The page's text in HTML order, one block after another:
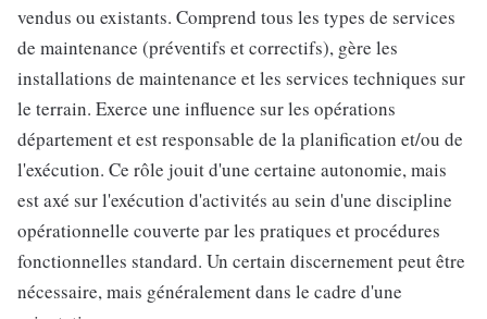
vendus ou existants. Comprend tous les types de services
de maintenance (préventifs et correctifs), gère les
installations de maintenance et les services techniques sur
le terrain. Exerce une influence sur les opérations
département et est responsable de la planification et/ou de
l'exécution. Ce rôle jouit d'une certaine autonomie, mais
est axé sur l'exécution d'activités au sein d'une discipline
opérationnelle couverte par les pratiques et procédures
fonctionnelles standard. Un certain discernement peut être
nécessaire, mais généralement dans le cadre d'une